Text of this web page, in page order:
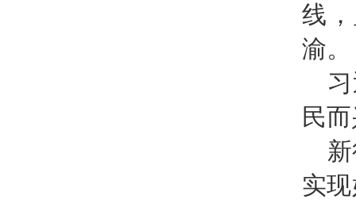
线
渝。
民
实